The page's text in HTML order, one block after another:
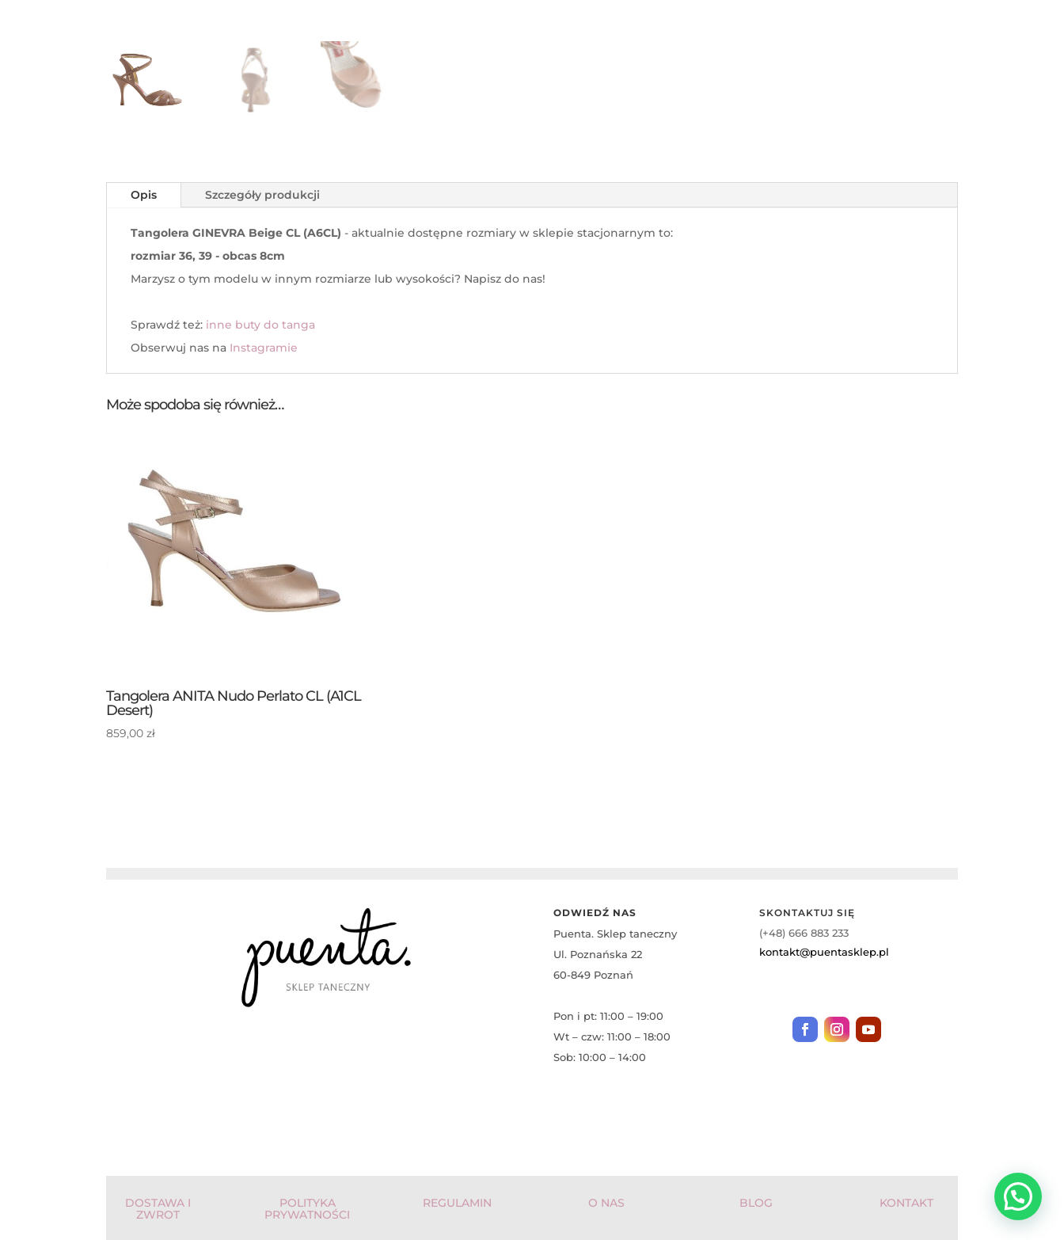
Opis Szczegóły produkcji
Tangolera GINEVRA Beige CL (A6CL) - aktualnie dostępne rozmiary w sklepie stacjonarnym to:
rozmiar 36, 39 - obcas 8cm
Marzysz o tym modelu w innym rozmiarze lub wysokości? Napisz do nas!
Sprawdź też: inne buty do tanga
Obserwuj nas na Instagramie
Może spodoba się również…
Tangolera ANITA Nudo Perlato CL (A1CL
Desert)
859,00zł
ODWIEDŹ NAS
Puenta. Sklep taneczny
Ul. Poznańska 22
60-849 Poznań
Pon i pt: 11:00 – 19:00
Wt – czw: 11:00 – 18:00
Sob: 10:00 – 14:00
SKONTAKTUJ SIĘ
(+48) 666 883 233
kontakt@puentasklep.pl
DOSTAWA I
ZWROT
POLITYKA
PRYWATNOŚCI
REGULAMIN O NAS BLOG KONTAKT